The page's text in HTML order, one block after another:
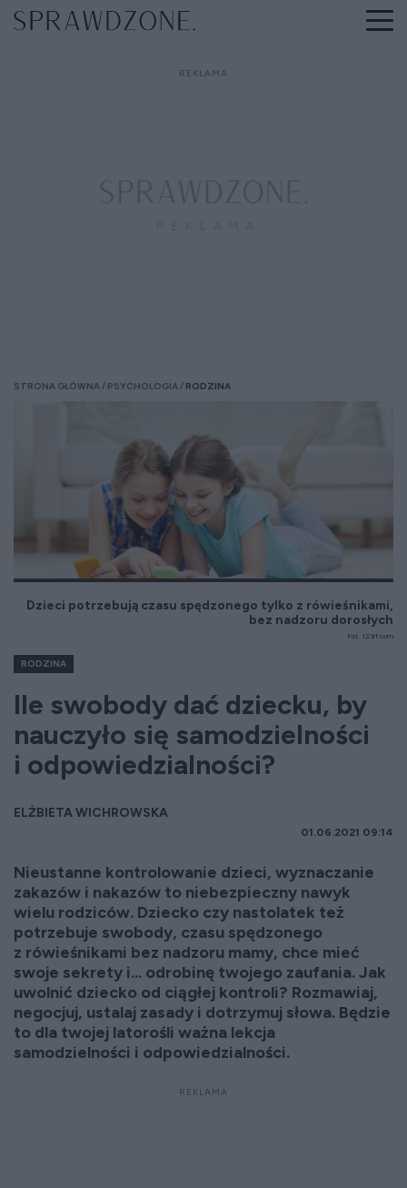
STRONA GŁÓWNA PSYCHOLOGIA RODZINA
Dzieci potrzebują czasu spędzonego tylko z rówieśnikami,
bez nadzoru dorosłych
Fot. 123rf.com
RODZINA
Ile swobody dać dziecku, by
nauczyło się samodzielności
i odpowiedzialności?
ELŻBIETA WICHROWSKA
01.06.2021 09:14
Nieustanne kontrolowanie dzieci, wyznaczanie
zakazów i nakazów to niebezpieczny nawyk
wielu rodziców. Dziecko czy nastolatek też
potrzebuje swobody, czasu spędzonego
z rówieśnikami bez nadzoru mamy, chce mieć
swoje sekrety i... odrobinę twojego zaufania. Jak
uwolnić dziecko od ciągłej kontroli? Rozmawiaj,
negocjuj, ustalaj zasady i dotrzymuj słowa. Będzie
to dla twojej latorośli ważna lekcja
samodzielności i odpowiedzialności.